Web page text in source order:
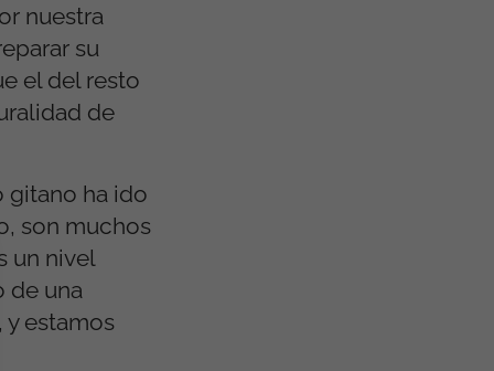
nuestra
su
el del resto
de
gitano ha ido
son muchos
un nivel
de una
estamos